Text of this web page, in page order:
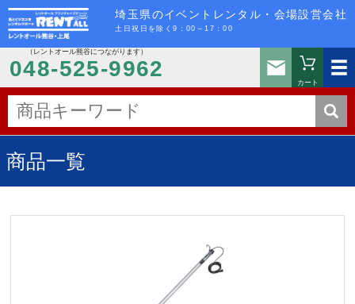
埼玉県のイベントレンタル・会場設営会社
土日祝日を除く9：00～17：00
（レントオール熊谷につながります）
048-525-9962 お問い
カート
商品一覧